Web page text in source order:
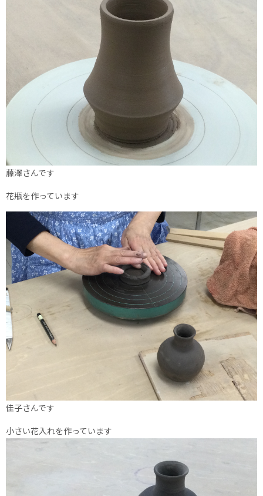
藤澤さんです
花瓶を作っています
佳子さんです
小さい花入れを作っています